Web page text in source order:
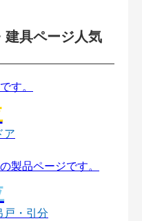
建具ページ人気
ア
戸・引分